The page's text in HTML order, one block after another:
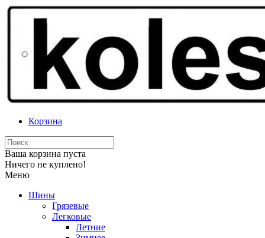
Корзина
Ваша корзина пуста
Ничего не куплено!
Меню
Шины
Грязевые
Легковые
Летние